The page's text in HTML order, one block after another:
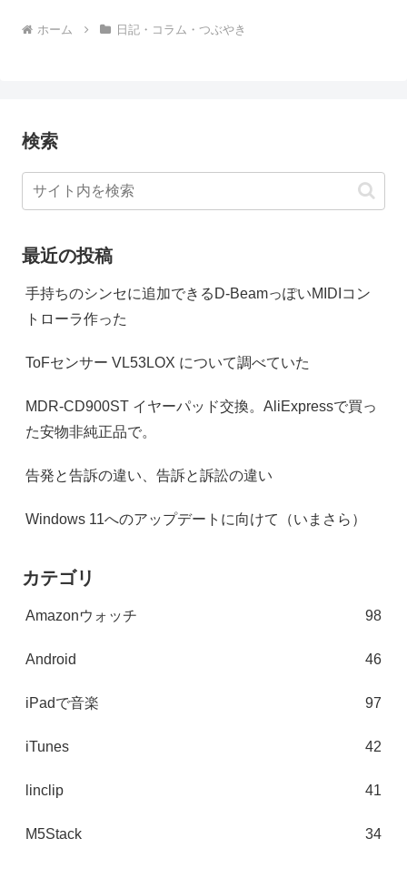
ホーム 日記・コラム・つぶやき
検索
最近の投稿
手持ちのシンセに追加できるD-BeamっぽいMIDIコン
トローラ作った
ToFセンサー VL53LOX について調べていた
MDR-CD900ST イヤーパッド交換。AliExpressで買っ
た安物非純正品で。
告発と告訴の違い、告訴と訴訟の違い
Windows 11へのアップデートに向けて（いまさら）
カテゴリ
Amazonウォッチ 98
Android 46
iPadで音楽 97
iTunes 42
linclip 41
M5Stack 34